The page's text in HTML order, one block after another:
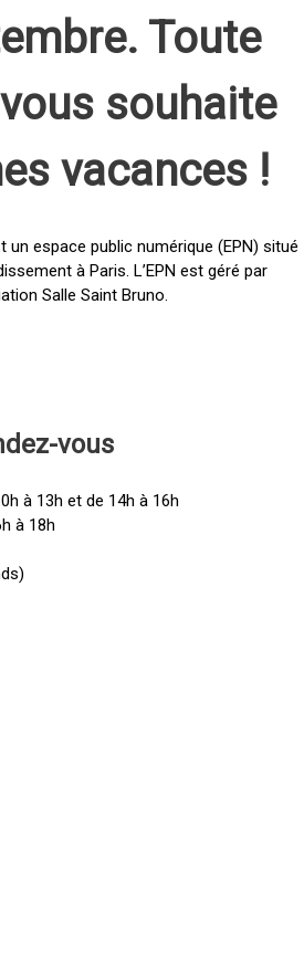
Toute
vous souhaite
vacances !
un espace public numérique (EPN) situé
à Paris. L’EPN est géré par
Salle Saint Bruno.
vous
à 13h et de 14h à 16h
à 18h